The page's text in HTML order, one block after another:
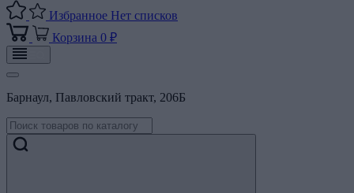
Избранное Нет списков
Корзина 0 ₽
Барнаул, Павловский тракт, 206Б